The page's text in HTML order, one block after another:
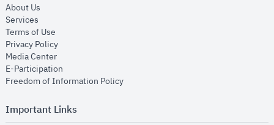
About Us
Services
Terms of Use
Privacy Policyopens in new window
Media Centeropens in new window
E-Participation
Freedom of Information Policyopens in new window
Important Links